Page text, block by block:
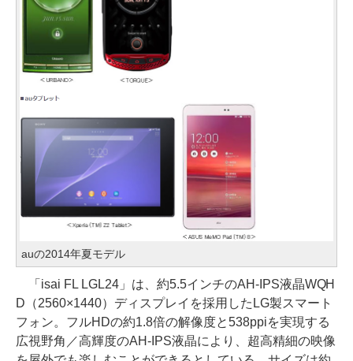
auの2014年夏モデル
「isai FL LGL24」は、約5.5インチのAH-IPS液晶WQH
D（2560×1440）ディスプレイを採用したLG製スマート
フォン。フルHDの約1.8倍の解像度と538ppiを実現する
広視野角／高輝度のAH-IPS液晶により、超高精細の映像